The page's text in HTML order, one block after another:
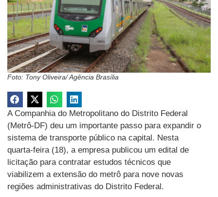
Foto: Tony Oliveira/ Agência Brasília
A Companhia do Metropolitano do Distrito Federal
(Metrô-DF) deu um importante passo para expandir o
sistema de transporte público na capital. Nesta
quarta-feira (18), a empresa publicou um edital de
licitação para contratar estudos técnicos que
viabilizem a extensão do metrô para nove novas
regiões administrativas do Distrito Federal.